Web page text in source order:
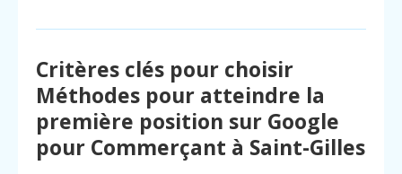
Critères clés pour choisir
Méthodes pour atteindre la
première position sur Google
pour Commerçant à Saint-Gilles